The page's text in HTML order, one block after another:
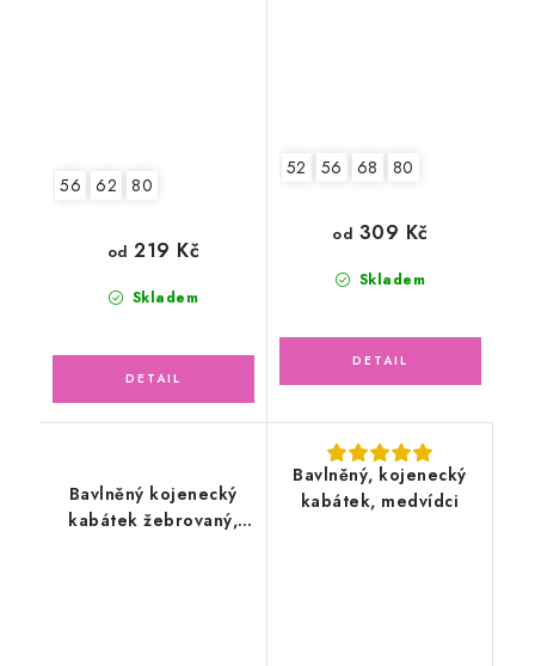
56 62 80
Skladem
od 219 Kč
52 56 68 80
Skladem
od 309 Kč
Bavlněný kojenecký
kabátek žebrovaný,
Bavlněný, kojenecký
kabátek, medvídci